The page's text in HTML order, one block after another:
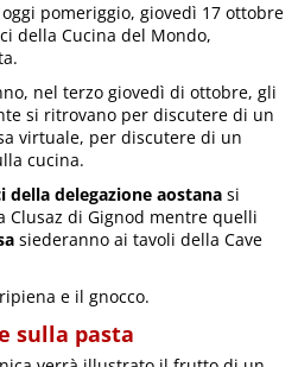
pomeriggio, giovedì 17 ottobre
della Cucina del Mondo,
nel terzo giovedì di ottobre, gli
si ritrovano per discutere di un
virtuale, per discutere di un
cucina.
della delegazione aostana si
Clusaz di Gignod mentre quelli
siederanno ai tavoli della Cave
e il gnocco.
sulla pasta